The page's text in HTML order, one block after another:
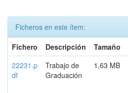
Ficheros en este ítem:
Fichero
Descripción Tamaño
22231.p
df
Trabajo de
Graduación
1,63 MB